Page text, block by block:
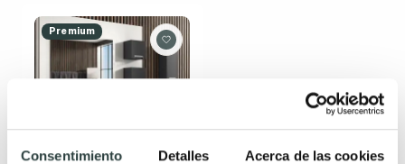
Consentimiento Detalles Acerca de las cookies
Premium